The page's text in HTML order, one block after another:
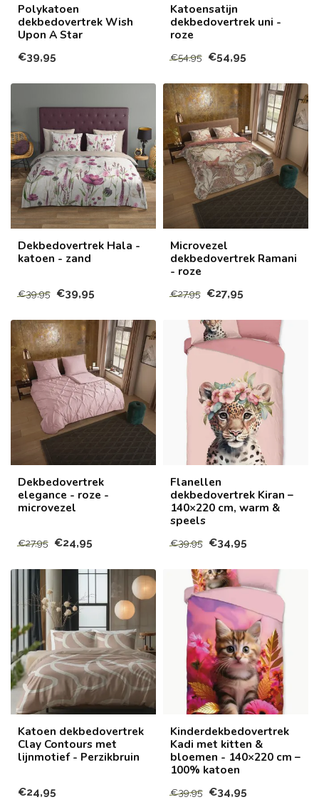
Polykatoen
dekbedovertrek Wish
Upon A Star
€39,95
Katoensatijn
dekbedovertrek uni -
roze
€54,95 €54,95
Dekbedovertrek Hala -
katoen - zand
€39,95 €39,95
Microvezel
dekbedovertrek Ramani
- roze
€27,95 €27,95
Dekbedovertrek
elegance - roze -
microvezel
€27,95 €24,95
Flanellen
dekbedovertrek Kiran –
140×220 cm, warm &
speels
€39,95 €34,95
Katoen dekbedovertrek
Clay Contours met
lijnmotief - Perzikbruin
€24,95
Kinderdekbedovertrek
Kadi met kitten &
bloemen - 140×220 cm –
100% katoen
€39,95 €34,95